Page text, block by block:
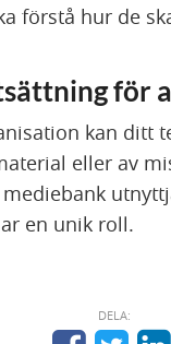
förstå hur de
för
kan ditt
eller av
en unik roll.
DELA: